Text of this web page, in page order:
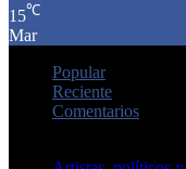
15℃
Mar
Popular
Reciente
Comentarios